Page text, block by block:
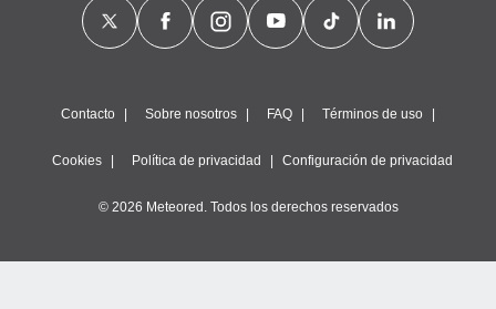
Contacto Sobre nosotros FAQ Términos de uso
Cookies Política de privacidad Configuración de privacidad
© 2026 Meteored. Todos los derechos reservados